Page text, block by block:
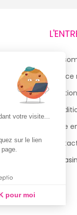
Qui
Notre
votre visite...
sur le lien
pour moi